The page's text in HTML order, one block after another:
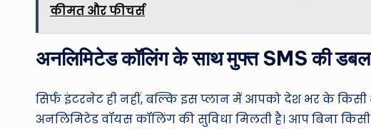
कीमत और फीचर्स
अनलिमिटेड कॉलिंग के साथ मुफ्त SMS की
सिर्फ इंटरनेट ही नहीं, बल्कि इस प्लान में आपको देश भर के
अनलिमिटेड वॉयस कॉलिंग की सुविधा मिलती है। आप बिना